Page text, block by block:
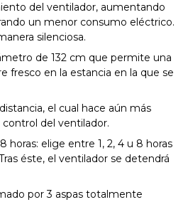
del ventilador, aumentando
un menor consumo eléctrico.
silenciosa.
de 132 cm que permite una
fresco en la estancia en la que se
el cual hace aún más
del ventilador.
horas: elige entre 1, 2, 4 u 8 horas
éste, el ventilador se detendrá
por 3 aspas totalmente